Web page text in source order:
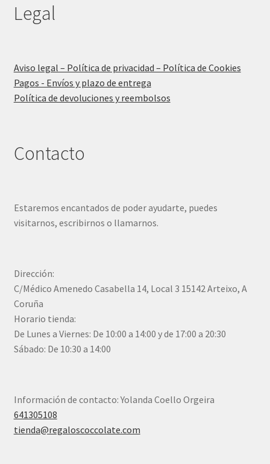
Legal
Aviso legal – Política de privacidad – Política de Cookies
Pagos - Envíos y plazo de entrega
Política de devoluciones y reembolsos
Contacto
Estaremos encantados de poder ayudarte, puedes
visitarnos, escribirnos o llamarnos.
Dirección:
C/Médico Amenedo Casabella 14, Local 3 15142 Arteixo, A
Coruña
Horario tienda:
De Lunes a Viernes: De 10:00 a 14:00 y de 17:00 a 20:30
Sábado: De 10:30 a 14:00
Información de contacto: Yolanda Coello Orgeira
641305108
tienda@regaloscoccolate.com